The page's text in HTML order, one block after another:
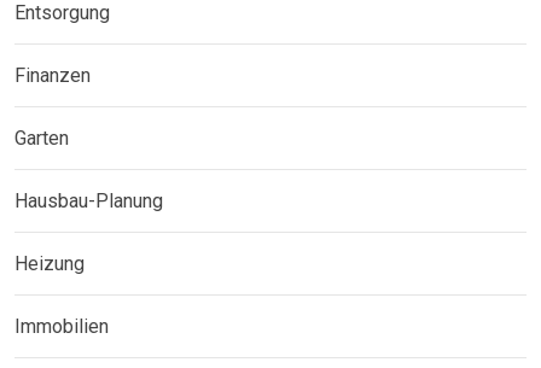
Entsorgung
Finanzen
Garten
Hausbau-Planung
Heizung
Immobilien